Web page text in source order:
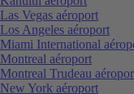
Las Vegas aéroport
Los Angeles aéroport
Miami International
Montreal aéroport
Montreal Trudeau
New York aéroport